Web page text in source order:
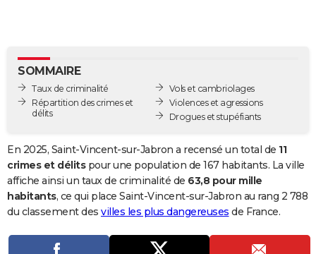
BONS PLANS
CARTE DE VOEUX
Dictionnaire
Biographies
Citations
Expressions
Proverbes
PROGRAMME TV
S'inscrire
Se connecter
Lycées
Collèges
Primaires
Universités
Entreprises
Service militaire
Avis de recherche
AVIS DE DÉCÈS
SOMMAIRE
Taux de criminalité
Répartition des crimes et
délits
Vols et cambriolages
Violences et agressions
Drogues et stupéfiants
En 2025, Saint-Vincent-sur-Jabron a recensé un total de 11
crimes et délitspour une population de 167 habitants. La ville
affiche ainsi un taux de criminalité de 63,8 pour mille
habitants, ce qui place Saint-Vincent-sur-Jabron au rang 2 788
du classement des villes les plus dangereuses de France.